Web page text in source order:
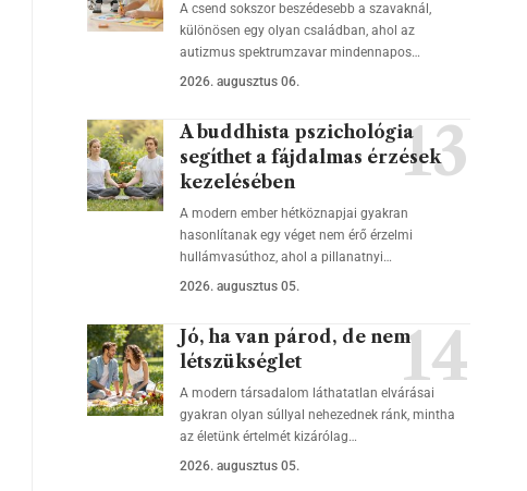
A csend sokszor beszédesebb a szavaknál,
különösen egy olyan családban, ahol az
autizmus spektrumzavar mindennapos…
2026. augusztus 06.
A buddhista pszichológia
segíthet a fájdalmas érzések
kezelésében
A modern ember hétköznapjai gyakran
hasonlítanak egy véget nem érő érzelmi
hullámvasúthoz, ahol a pillanatnyi…
2026. augusztus 05.
Jó, ha van párod, de nem
létszükséglet
A modern társadalom láthatatlan elvárásai
gyakran olyan súllyal nehezednek ránk, mintha
az életünk értelmét kizárólag…
2026. augusztus 05.